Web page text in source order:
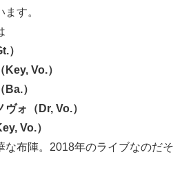
す。
）
Vo.）
）
ォ（Dr, Vo.）
Vo.）
な布陣。2018年のライブなのだそ